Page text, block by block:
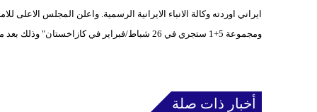
ايراني اوردته وكالة الانباء الايرانية الرسمية. واعلن المجلس
ومجموعة 5+1 ستجري في 26 شباط/فبراير في كازاخستان" وذلك بعد محادثات هاتفية بين ممثلين عن ايران والاتحاد الاوروبي.
أخبار ذات صلة